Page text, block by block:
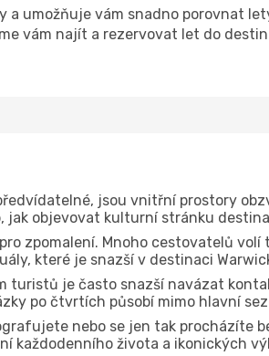
umožňuje vám snadno porovnat
vám najít a rezervovat let do
jsou vnitřní prostory
objevovat kulturní stránku
zpomalení. Mnoho cestovatelů
které je snazší v destinaci
turistů je často snazší navázat
po čtvrtích působí mimo hlavní
nebo se jen tak procházíte
každodenního života a ikonických